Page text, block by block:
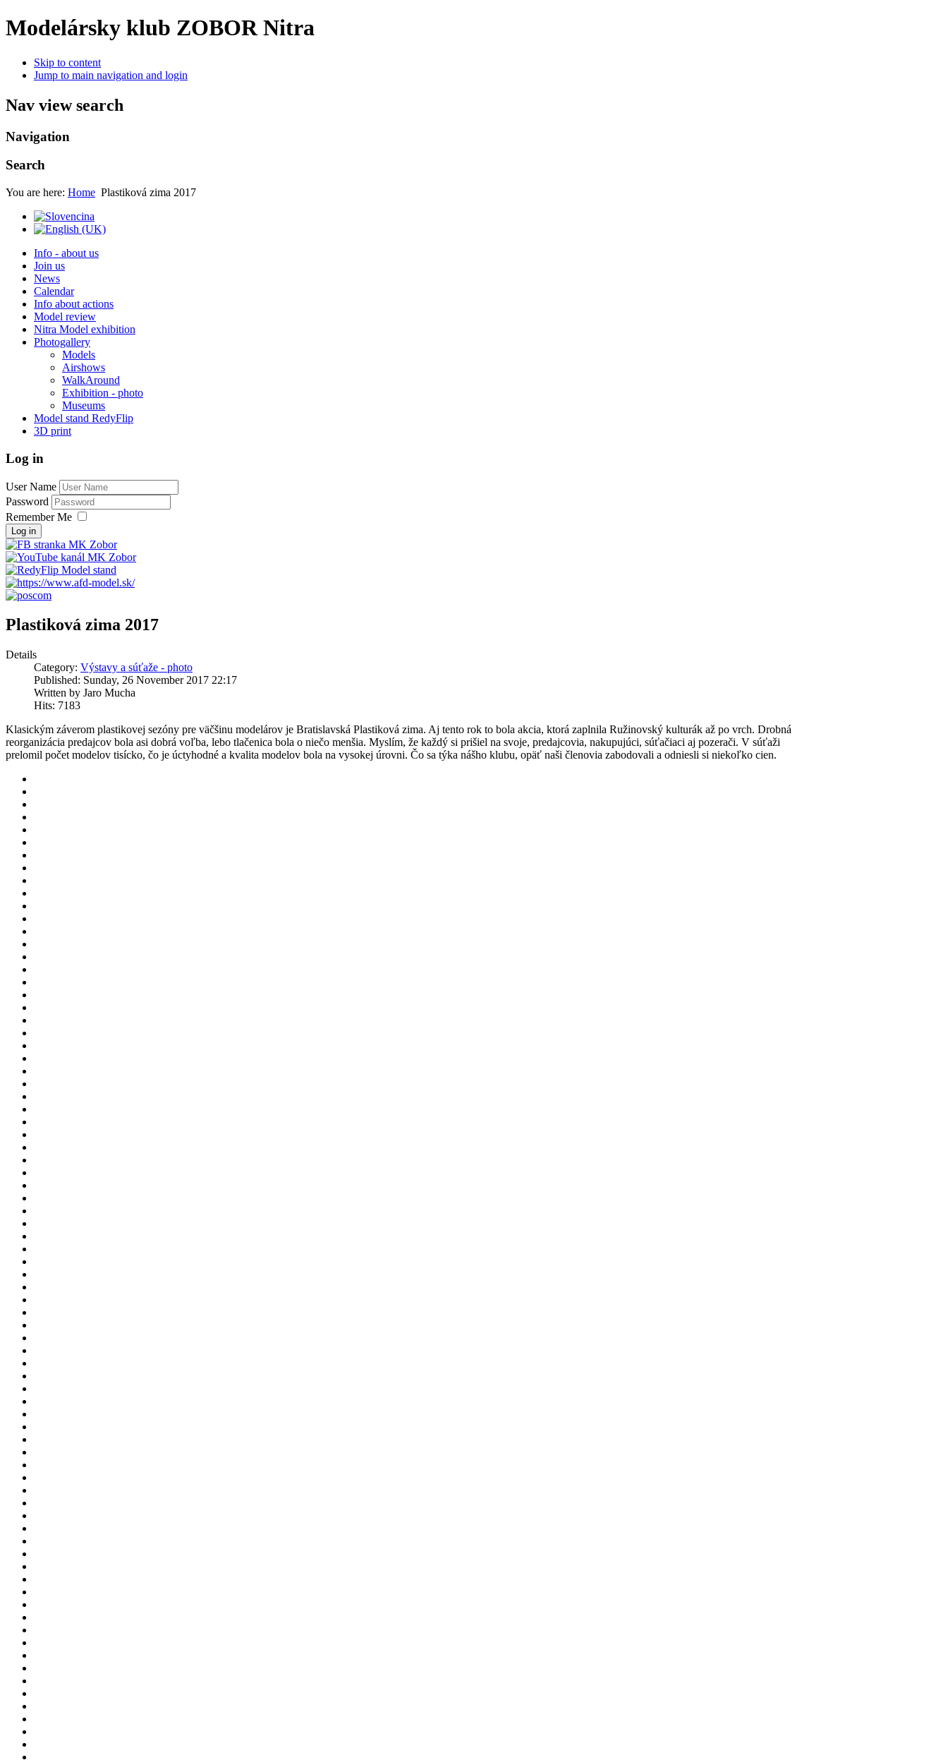
Modelársky klub ZOBOR Nitra
Skip to content
Jump to main navigation and login
Nav view search
Navigation
Search
You are here: Home Plastiková zima 2017
Info - about us
Join us
News
Calendar
Info about actions
Model review
Nitra Model exhibition
Photogallery
Models
Airshows
WalkAround
Exhibition - photo
Museums
Model stand RedyFlip
3D print
Log in
User Name
Password
Remember Me
Log in
Plastiková zima 2017
Details
Category: Výstavy a súťaže - photo
Published: Sunday, 26 November 2017 22:17
Written by Jaro Mucha
Hits: 7183
Klasickým záverom plastikovej sezóny pre väčšinu modelárov je Bratislavská Plastiková zima. Aj tento rok to bola akcia, ktorá zaplnila Ružinovský kulturák až po vrch. Drobná
reorganizácia predajcov bola asi dobrá voľba, lebo tlačenica bola o niečo menšia. Myslím, že každý si prišiel na svoje, predajcovia, nakupujúci, súťačiaci aj pozerači. V súťaži
prelomil počet modelov tisícko, čo je úctyhodné a kvalita modelov bola na vysokej úrovni. Čo sa týka nášho klubu, opäť naši členovia zabodovali a odniesli si niekoľko cien.